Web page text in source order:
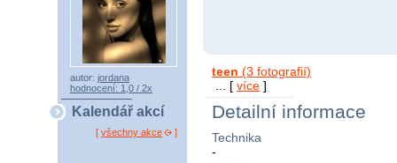
autor: jordana
hodnocení: 1,0 / 2x
Kalendář akcí
[ všechny akce ]
teen (3 fotografií)
... [ více ]
Detailní informace
Technika
-